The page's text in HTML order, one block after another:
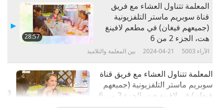
28:57
المعلمة تتناول العشاء مع فريق
قناة سوبريم ماستر التلفزيونية
(جميعهم فيغان) في مطعم لافينغ
هت، الجزء 2 من 6
بين المعلمة والتلاميذ 2024-04-21 5003 الآراء
3
المعلمة تتناول العشاء مع فريق قناة
سوبريم ماستر التلفزيونية (جميعهم
فيغان) في لافينغ هت، الجزء 3 من 6